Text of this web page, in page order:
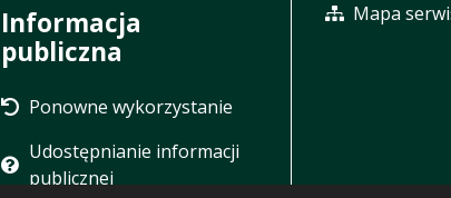
Informacja
publiczna
Ponowne wykorzystanie
Udostępnianie informacji
publicznej
Mapa